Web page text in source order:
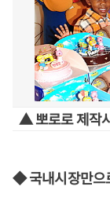
▲ 뽀로로 제작
◆ 국내시장만으